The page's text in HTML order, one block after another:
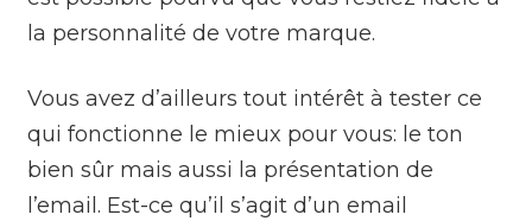
la personnalité de votre marque.
Vous avez d’ailleurs tout intérêt à tester ce
qui fonctionne le mieux pour vous: le ton
bien sûr mais aussi la présentation de
l’email. Est-ce qu’il s’agit d’un email